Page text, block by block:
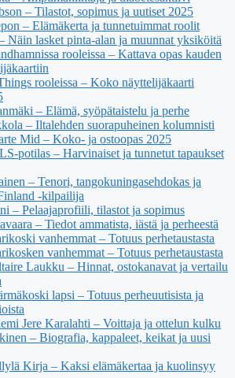
– Tilastot, sopimus ja uutiset 2025
– Elämäkerta ja tunnetuimmat roolit
Näin lasket pinta-alan ja muunnat yksiköitä
rooleissa – Kattava opas kauden
rooleissa – Koko näyttelijäkaarti
– Elämä, syöpätaistelu ja perhe
– Iltalehden suorapuheinen kolumnisti
Mid – Koko- ja ostoopas 2025
potilas – Harvinaiset ja tunnetut tapaukset
– Tenori, tangokuningasehdokas ja
-kilpailija
– Pelaajaprofiili, tilastot ja sopimus
– Tiedot ammatista, iästä ja perheestä
vanhemmat – Totuus perhetaustasta
vanhemmat – Totuus perhetaustasta
Laukku – Hinnat, ostokanavat ja vertailu
lapsi – Totuus perheuutisista ja
Jere Karalahti – Voittaja ja ottelun kulku
– Biografia, kappaleet, keikat ja uusi
Kirja – Kaksi elämäkertaa ja kuolinsyy